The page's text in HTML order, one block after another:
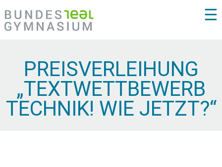
☰
PREISVERLEIHUNG
„TEXTWETTBEWERB
TECHNIK! WIE JETZT?“